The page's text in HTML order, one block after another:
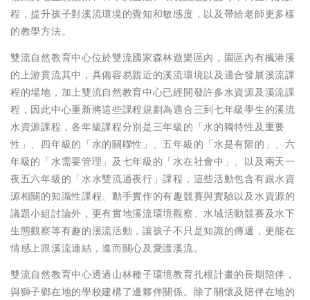
程，提升孩子對溪流環境的覺知和敏感度，以及帶給老師更多樣
的教學方法。
雙流自然教育中心位於雙流國家森林遊樂區內，園區內有楓港溪
的上游貫流其中，具備容易親近的溪流環境以及適合發展溪流課
程的場地，加上雙流自然教育中心已經開發許多水資源及溪流課
程，因此中心重新將這些課程規劃為適合三到七年級學生的溪流
水資源課程，各年級課程分別是三年級的「水的獨特性及重要
性」、四年級的「水的關聯性」、五年級的「水是有限的」、六
年級的「水需要管理」及七年級的「水在社會中」、以及兩天一
夜五六年級的「水水雙流過夜行」課程，這些活動包含有跟水資
源相關的知識性課程、動手實作的有趣競賽與實驗以及水資源的
議題小組討論外，更有實地溪流環境觀察、水域活動競賽及水下
生態觀察等有趣的溪流活動，讓孩子不只是知識的傳遞，更能在
情感上跟溪流連結，進而關心及愛護溪流。
雙流自然教育中心透過山林種子環境教育扎根計畫的長期陪伴，
與獅子鄉在地的學校建構了邊夥伴關係。除了關懷及陪伴在地的